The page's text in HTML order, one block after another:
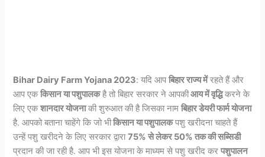
Bihar Dairy Farm Yojana 2023: यदि आपबिहार राज्य मेंरहते हैं और
आप एककिसान या पशुपालकहै तो बिहार सरकार ने आपकीआय में वृद्धिकरने के
लिए एकशानदार योजनाकी शुरुआत की है जिसका नामबिहार डेयरी फार्म योजना
है. आपको बताना चाहेंगे कि जो भीकिसान या पशुपालकपशु खरीदना चाहते हैं
उन्हें पशु खरीदने के लिए सरकार द्वारा75% से लेकर 50% तक की सब्सिडी
प्रदान की जा रही है. आप भी इस योजना के माध्यम से पशु खरीद करपशुपालन